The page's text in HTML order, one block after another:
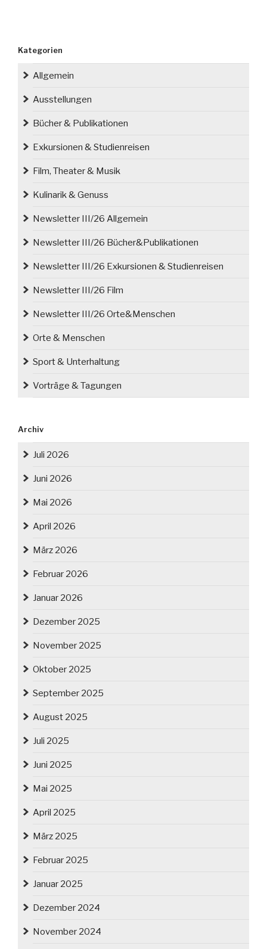
Kategorien
Allgemein
Ausstellungen
Bücher & Publikationen
Exkursionen & Studienreisen
Film, Theater & Musik
Kulinarik & Genuss
Newsletter III/26 Allgemein
Newsletter III/26 Bücher&Publikationen
Newsletter III/26 Exkursionen & Studienreisen
Newsletter III/26 Film
Newsletter III/26 Orte&Menschen
Orte & Menschen
Sport & Unterhaltung
Vorträge & Tagungen
Archiv
Juli 2026
Juni 2026
Mai 2026
April 2026
März 2026
Februar 2026
Januar 2026
Dezember 2025
November 2025
Oktober 2025
September 2025
August 2025
Juli 2025
Juni 2025
Mai 2025
April 2025
März 2025
Februar 2025
Januar 2025
Dezember 2024
November 2024